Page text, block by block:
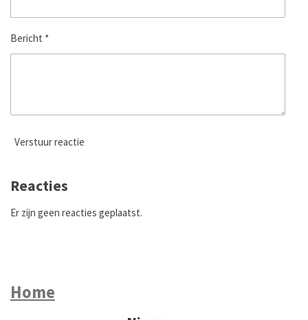
Bericht *
Verstuur reactie
Reacties
Er zijn geen reacties geplaatst.
Home